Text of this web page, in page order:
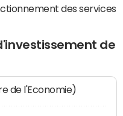
des services
de
de l'Economie)